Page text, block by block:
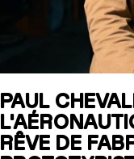
PAUL
RÊVE DE